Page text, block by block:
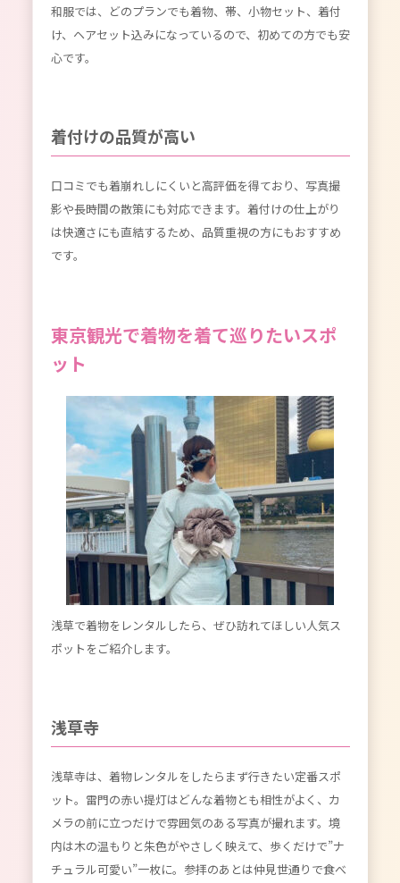
和服では、どのプランでも着物、帯、小物セット、着付
け、ヘアセット込みになっているので、初めての方でも安
心です。
着付けの品質が高い
口コミでも着崩れしにくいと高評価を得ており、写真撮
影や長時間の散策にも対応できます。着付けの仕上がり
は快適さにも直結するため、品質重視の方にもおすすめ
です。
東京観光で着物を着て巡りたいスポ
ット
浅草で着物をレンタルしたら、ぜひ訪れてほしい人気ス
ポットをご紹介します。
浅草寺
浅草寺は、着物レンタルをしたらまず行きたい定番スポ
ット。雷門の赤い提灯はどんな着物とも相性がよく、カ
メラの前に立つだけで雰囲気のある写真が撮れます。境
内は木の温もりと朱色がやさしく映えて、歩くだけで”ナ
チュラル可愛い”一枚に。参拝のあとは仲見世通りで食べ